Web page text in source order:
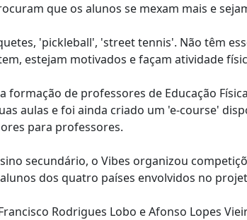
que os alunos se mexam mais e
'pickleball', 'street tennis'. Não têm
estejam motivados e façam atividade
de professores de Educação
aulas e foi ainda criado um 'e-course'
para professores.
secundário, o Vibes organizou
dos quatro países envolvidos no
Rodrigues Lobo e Afonso Lopes